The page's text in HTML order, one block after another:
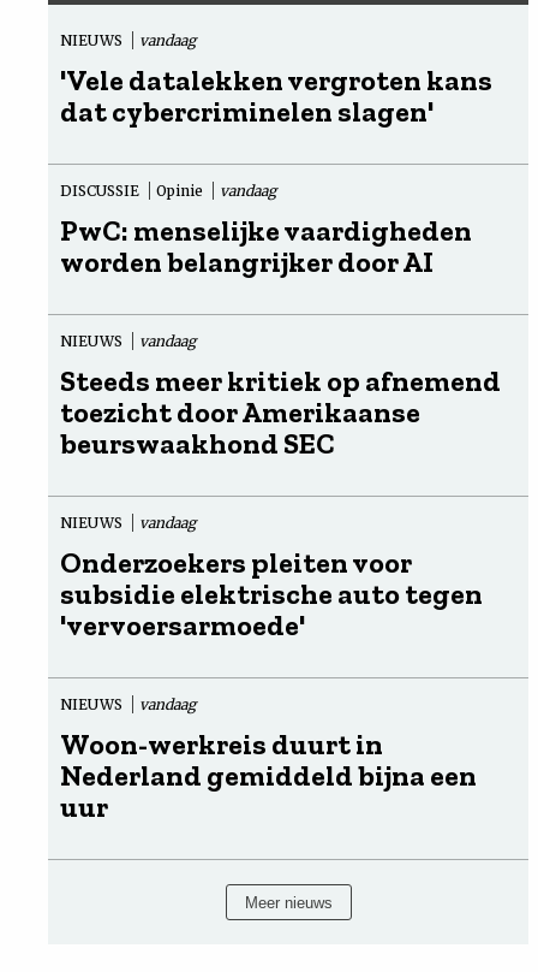
NIEUWS vandaag
'Vele datalekken vergroten kans
dat cybercriminelen slagen'
DISCUSSIE Opinie vandaag
PwC: menselijke vaardigheden
worden belangrijker door AI
NIEUWS vandaag
Steeds meer kritiek op afnemend
toezicht door Amerikaanse
beurswaakhond SEC
NIEUWS vandaag
Onderzoekers pleiten voor
subsidie elektrische auto tegen
'vervoersarmoede'
NIEUWS vandaag
Woon-werkreis duurt in
Nederland gemiddeld bijna een
uur
Meer nieuws